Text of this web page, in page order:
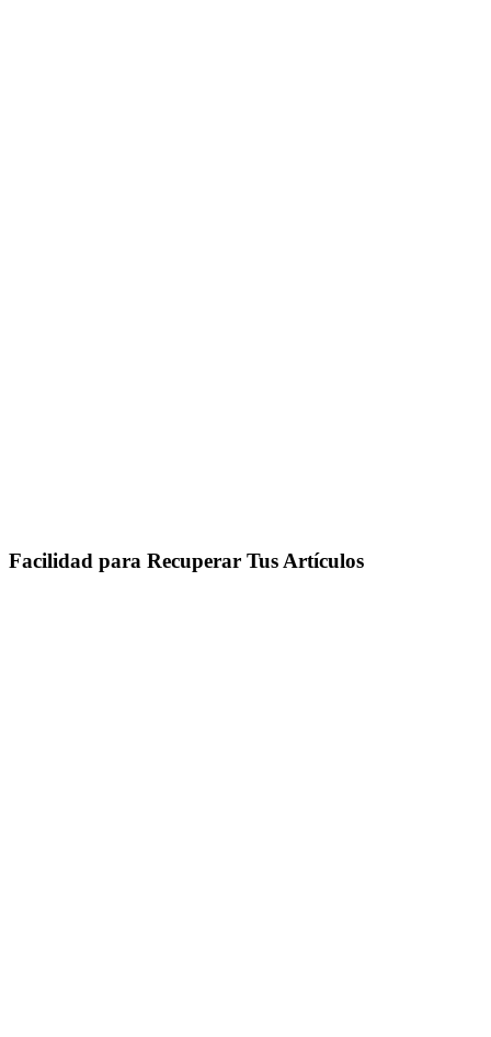
Facilidad para Recuperar Tus Artículos